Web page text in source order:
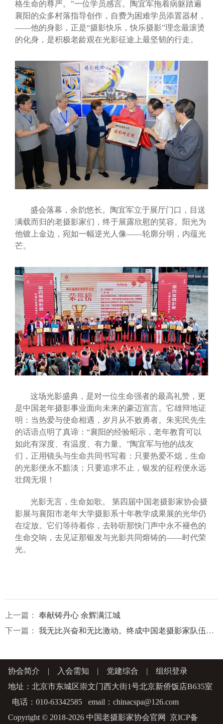
格生命的尊严。”一位学员感言。陶宜军拖着病躯踏遍
襄阳的众多村落指导创作，自费为困难学员添置器材，
——他的身影，正是“摄影快乐，快乐摄影”理念最滚烫
的化身，是积极老龄观在光影征途上最坚韧的行走。
盛会落幕，余韵悠长。陶宜军立于展厅门口，目送
满载而归的老摄影家们，终于展露欣慰的笑容。阳光为
他镀上金边，宛如一幅逆光人像——轮廓分明，内蕴光
芒。
这场光影盛典，是对一位生命强者的最高礼赞，更
是中国老年摄影事业面向未来的豪迈宣言。它雄辩地证
明：当热爱与使命相遇，岁月从不败勇者。朱宪民先生
的话语点明了真谛：“襄阳的经验昭示，老年教育可以
如此有深度、有温度、有力量。”陶宜军与他的战友
们，正用镜头与生命共同书写着：只要热爱不熄，生命
的光影便永不黯淡；只要追求不止，银发的征程便永远
壮阔无垠！
光影无言，生命如歌。 第四届中国老摄影家协会摄
影展与襄阳市老年大学摄影系十年教学成果展的光华仍
在绽放。它们等待着你，去聆听那快门声中永不褪色的
生命交响，去见证那银发与光影共同熔铸的——时代荣
光。
上一篇：
奉献铸丹心 余辉满江城
下一篇：
我无比兴奋和无比激动。终成中国老摄影家队伍中的一员
协会简介 | 入会需知 | 党建综合 | 组织登录
地址：北京市东城区崇文门西大街1号北京新侨饭店B635室
电话：010-63342585 email：chinacspa@126.com
Copyright © 2018-2026 中国老摄影家协会官网 京ICP备